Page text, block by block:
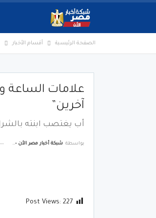
الصفحة الرئيسية أقسام الأخبار
آخرين”
أب يغتصب ابنته بالشراكة مع 3
بواسطة شبكة أخبار مصر الأن - Egypt News Network Now
Post Views: 227